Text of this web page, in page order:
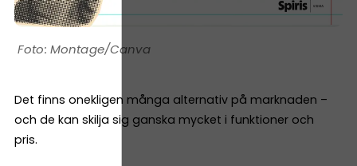
Montage/Canva
Det finns onekligen många alternativ på marknaden –
och de kan skilja sig ganska mycket i funktioner och
pris.